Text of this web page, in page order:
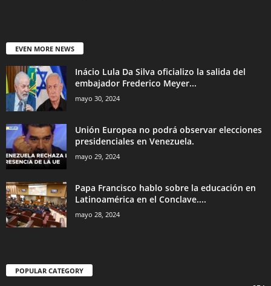
EVEN MORE NEWS
Inácio Lula Da Silva oficializo la salida del
embajador Frederico Meyer...
mayo 30, 2024
Unión Europea no podrá observar elecciones
presidenciales en Venezuela.
mayo 29, 2024
Papa Francisco hablo sobre la educación en
Latinoamérica en el Conclave....
mayo 28, 2024
POPULAR CATEGORY